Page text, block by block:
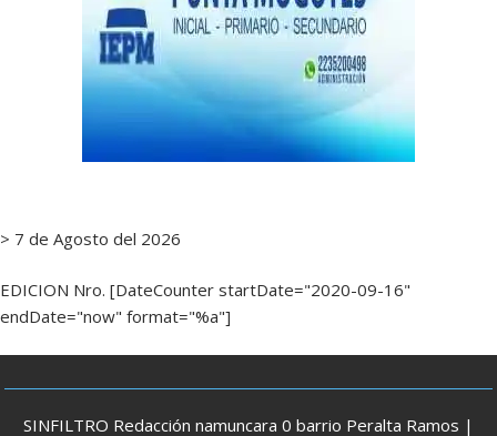
> 7 de Agosto del 2026
EDICION Nro. [DateCounter startDate="2020-09-16"
endDate="now" format="%a"]
SINFILTRO Redacción namuncara 0 barrio Peralta Ramos |